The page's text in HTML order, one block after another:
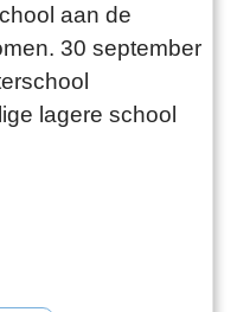
aan de
30 september
lagere school